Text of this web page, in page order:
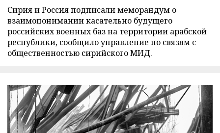
Сирия и Россия подписали меморандум о
взаимопонимании касательно будущего
российских военных баз на территории арабской
республики, сообщило управление по связям с
общественностью сирийского МИД.